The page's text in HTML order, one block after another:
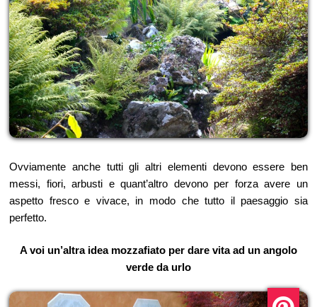
Ovviamente anche tutti gli altri elementi devono essere ben
messi, fiori, arbusti e quant’altro devono per forza avere un
aspetto fresco e vivace, in modo che tutto il paesaggio sia
perfetto.
A voi un’altra idea mozzafiato per dare vita ad un angolo
verde da urlo